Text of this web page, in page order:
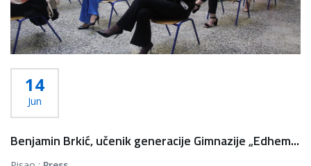
14
Jun
Benjamin Brkić, učenik generacije Gimnazije „Edhem...